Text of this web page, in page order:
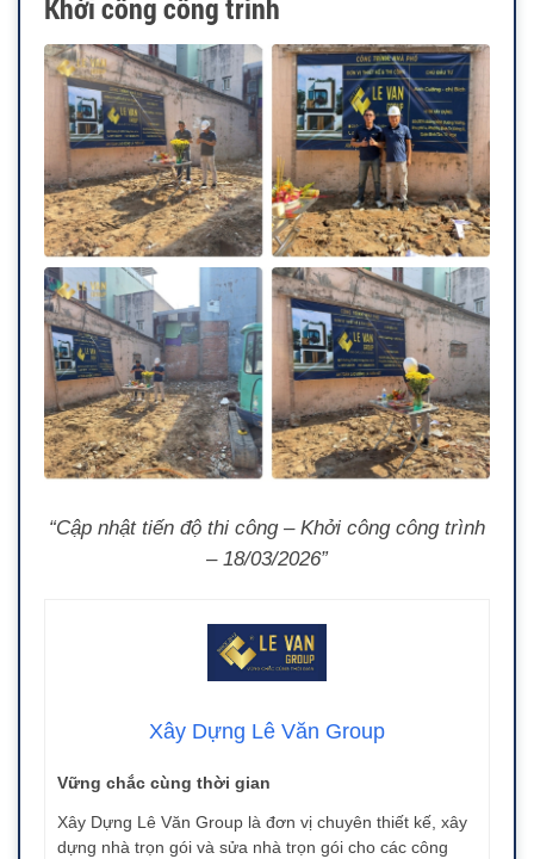
Khởi công công trình
“Cập nhật tiến độ thi công – Khởi công công trình
– 18/03/2026”
Xây Dựng Lê Văn Group
Vững chắc cùng thời gian
Xây Dựng Lê Văn Group là đơn vị chuyên thiết kế, xây
dựng nhà trọn gói và sửa nhà trọn gói cho các công